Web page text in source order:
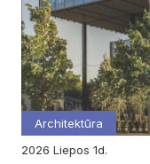
Architektūra
2026
liepos 1d.